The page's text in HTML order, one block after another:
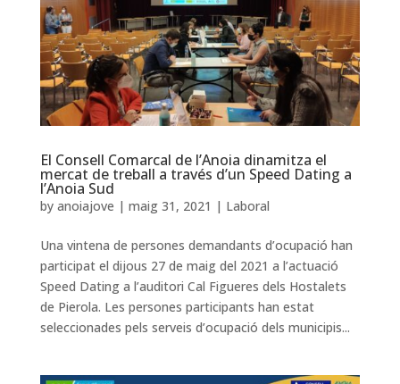
El Consell Comarcal de l’Anoia dinamitza el
mercat de treball a través d’un Speed Dating a
l’Anoia Sud
by anoiajove | maig 31, 2021 | Laboral
Una vintena de persones demandants d’ocupació han
participat el dijous 27 de maig del 2021 a l’actuació
Speed Dating a l’auditori Cal Figueres dels Hostalets
de Pierola. Les persones participants han estat
seleccionades pels serveis d’ocupació dels municipis...